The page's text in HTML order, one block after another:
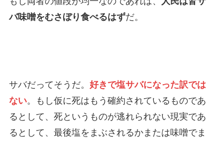
バ味噌をむさぼり食べるはずだ。
サバだってそうだ。 好きで塩サバになった訳では
ない。もし仮に死はもう確約されているものであ
るとして、死というものが逃れられない現実であ
るとして、最後塩をまぶされるかまたは味噌でま